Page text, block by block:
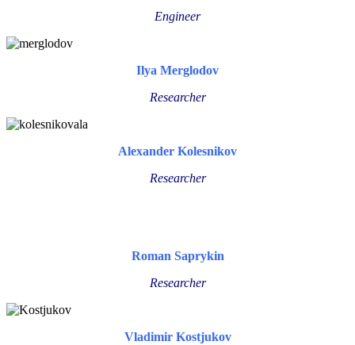
Engineer
Ilya Merglodov
Researcher
Alexander Kolesnikov
Researcher
Roman Saprykin
Researcher
Vladimir Kostjukov